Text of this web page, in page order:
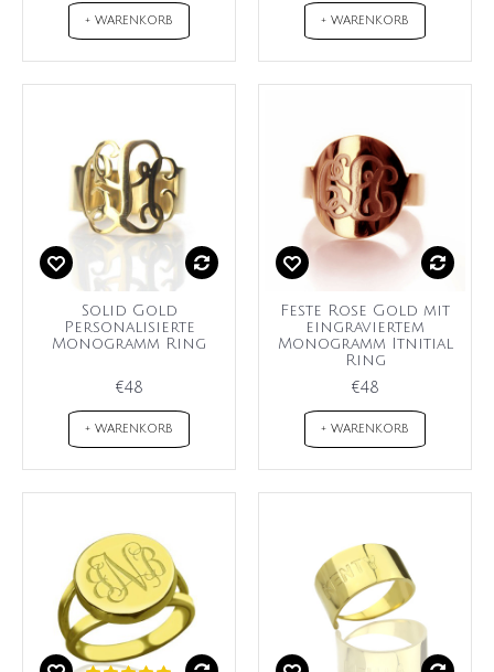
+ WARENKORB + WARENKORB
Solid Gold
Personalisierte
Monogramm Ring
€48
+ WARENKORB
Feste Rose Gold mit
eingraviertem
Monogramm Itnitial
Ring
€48
+ WARENKORB